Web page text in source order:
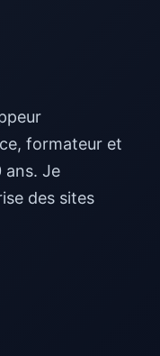
formateur et
ans. Je
des sites